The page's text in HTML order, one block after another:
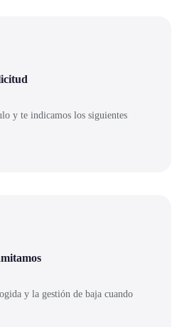
y te indicamos los siguientes
y la gestión de baja cuando